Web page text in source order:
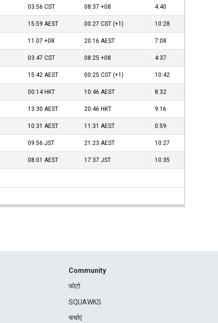
03:56CST 08:37+08 4:40
15:59AEST 00:27CST (+1) 10:28
11:07+08 20:16AEST 7:08
03:47CST 08:25+08 4:37
15:42AEST 00:25CST (+1) 10:42
00:14 HKT 10:46AEST 8:32
13:30AEST 20:46 HKT 9:16
10:31AEST 11:31AEST 0:59
09:56JST 21:23AEST 10:27
08:01AEST 17:37JST 10:35
Community
फोटो
SQUAWKS
चर्चाएं